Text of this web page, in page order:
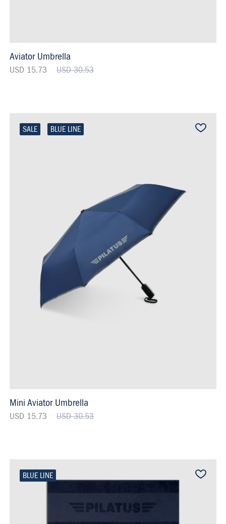
Aviator Umbrella
USD 15.73 USD 30.53
SALE BLUE LINE
Mini Aviator Umbrella
USD 15.73 USD 30.53
BLUE LINE